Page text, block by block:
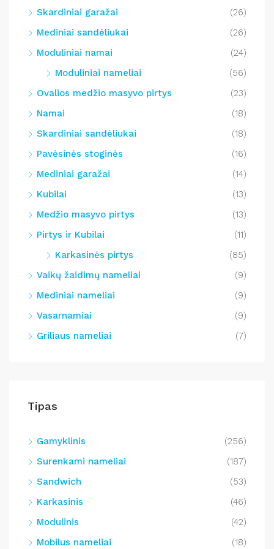
Skardiniai garažai
(26)
Mediniai sandėliukai
(26)
Moduliniai namai
(24)
Moduliniai nameliai
(56)
Ovalios medžio masyvo pirtys
(23)
Namai
(18)
Skardiniai sandėliukai
(18)
Pavėsinės stoginės
(16)
Mediniai garažai
(14)
Kubilai
(13)
Medžio masyvo pirtys
(13)
Pirtys ir Kubilai
(11)
Karkasinės pirtys
(85)
Vaikų žaidimų nameliai
(9)
Mediniai nameliai
(9)
Vasarnamiai
(9)
Griliaus nameliai
(7)
Tipas
Gamyklinis
(256)
Surenkami nameliai
(187)
Sandwich
(53)
Karkasinis
(46)
Modulinis
(42)
Mobilus nameliai
(18)